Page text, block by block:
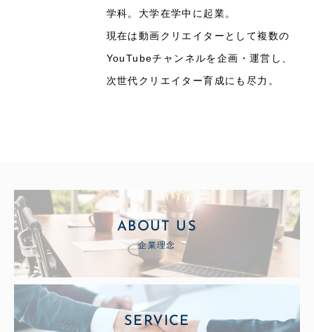
学科。大学在学中に起業。
現在は動画クリエイターとして複数の
YouTubeチャンネルを企画・運営し、
次世代クリエイター育成にも尽力。
ABOUT US
企業理念
SERVICE